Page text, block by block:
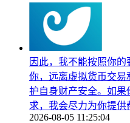
因此，我不能按照你
你，远离虚拟货币交
护自身财产安全。如果
求，我会尽力为你提供
2026-08-05 11:25:04